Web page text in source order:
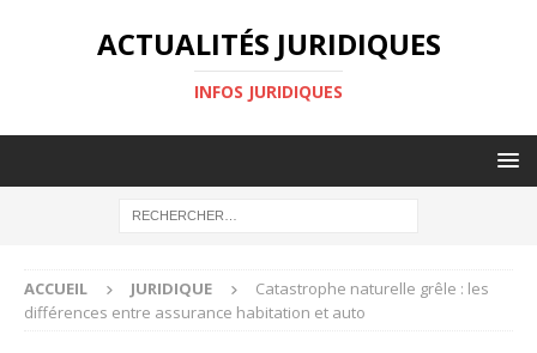
ACTUALITÉS JURIDIQUES
INFOS JURIDIQUES
ACCUEIL JURIDIQUE
Catastrophe naturelle grêle : les
différences entre assurance habitation et auto